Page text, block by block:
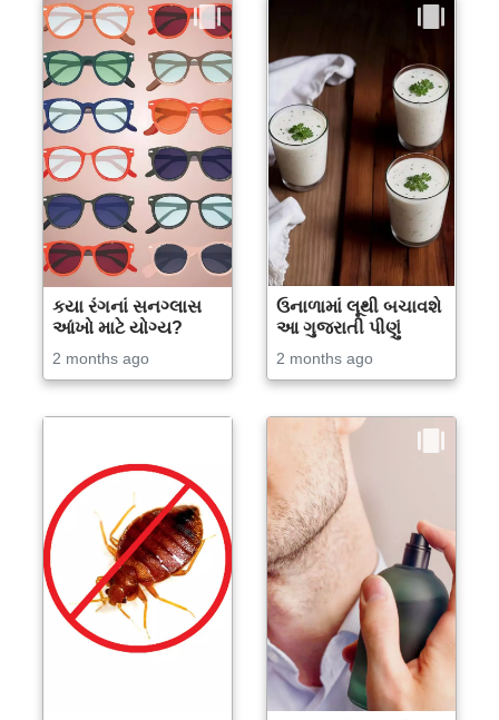
કયા રંગનાં સનગ્લાસ
આંખો માટે યોગ્ય?
2 months ago
ઉનાળામાં લૂથી બચાવશે
આ ગુજરાતી પીણું
2 months ago